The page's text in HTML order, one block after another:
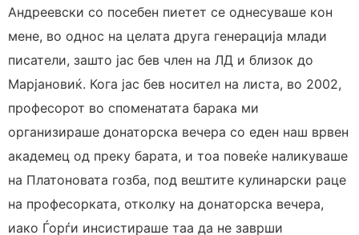
Андреевски со посебен пиетет се однесуваше кон
мене, во однос на целата друга генерација млади
писатели, зашто јас бев член на ЛД и близок до
Марјановиќ. Кога јас бев носител на листа, во 2002,
професорот во споменатата барака ми
организираше донаторска вечера со еден наш врвен
академец од преку барата, и тоа повеќе наликуваше
на Платоновата гозба, под вештите кулинарски раце
на професорката, отколку на донаторска вечера,
иако Ѓорѓи инсистираше таа да не заврши